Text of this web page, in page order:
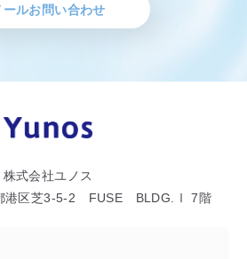
ールお問い合わせ
株式会社ユノス
港区芝3-5-2 FUSE BLDG.Ⅰ 7階